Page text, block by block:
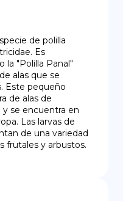
de polilla
Es
"Polilla Panal"
alas que se
Este pequeño
de alas de
se encuentra en
Las larvas de
de una variedad
frutales y arbustos.